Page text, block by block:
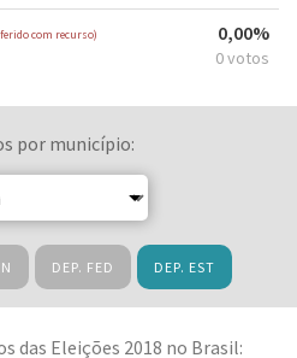
com recurso) 0,00%
0 votos
por município:
DEP. FED DEP. EST
das Eleições 2018 no Brasil: